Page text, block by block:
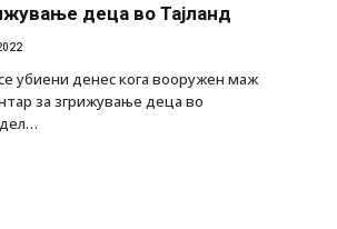
деца во Тајланд
убиени денес кога вооружен маж
за згрижување деца во